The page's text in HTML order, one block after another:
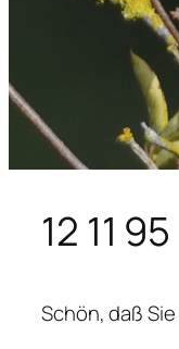
12 11 95
Schön, daß